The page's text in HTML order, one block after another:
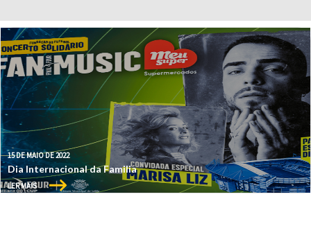
15 DE MAIO DE 2022
Dia Internacional da Familia
LER MAIS